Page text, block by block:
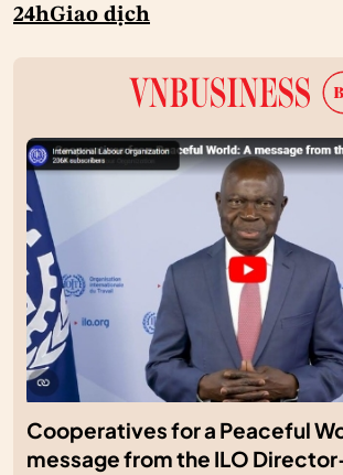
24hGiao dịch
Cooperatives for a Peaceful
message from the ILO